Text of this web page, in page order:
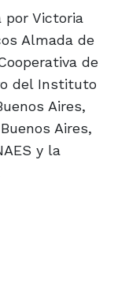
por Victoria
Almada de
de
del Instituto
Aires,
Aires,
y la